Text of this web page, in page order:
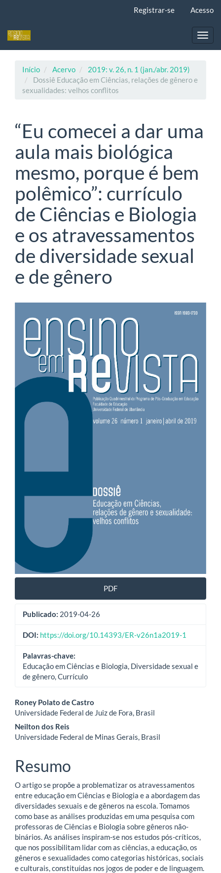
principal
Registrar-se Acesso
Início Acervo
2019: v. 26, n. 1 (jan./abr. 2019)
Dossiê Educação em Ciências, relações de gênero e
sexualidades: velhos conflitos
“Eu comecei a dar uma
aula mais biológica
mesmo, porque é bem
polêmico”: currículo
de Ciências e Biologia
e os atravessamentos
de diversidade sexual
e de gênero
lateral
de
artigos
PDF
Publicado: 2019-04-26
DOI: https://doi.org/10.14393/ER-v26n1a2019-1
Palavras-chave:
Educação em Ciências e Biologia, Diversidade sexual e
de gênero, Currículo
Conteúdo
do
artigo
principal
Roney Polato de Castro
Universidade Federal de Juiz de Fora, Brasil
Neilton dos Reis
Universidade Federal de Minas Gerais, Brasil
Resumo
O artigo se propõe a problematizar os atravessamentos
entre educação em Ciências e Biologia e a abordagem das
diversidades sexuais e de gêneros na escola. Tomamos
como base as análises produzidas em uma pesquisa com
professoras de Ciências e Biologia sobre gêneros não-
binários. As análises inspiram-se nos estudos pós-críticos,
que nos possibilitam lidar com as ciências, a educação, os
gêneros e sexualidades como categorias históricas, sociais
e culturais, constituídas nos jogos de poder e de linguagem.